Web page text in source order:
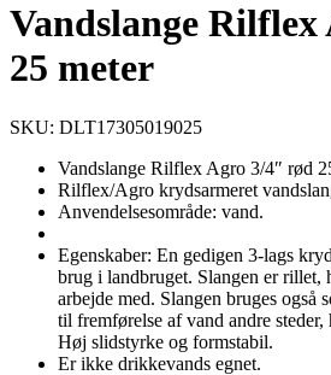
Vandslange Rilflex
25 meter
SKU: DLT17305019025
Vandslange Rilflex Agro 3/4″ rød
Rilflex/Agro krydsarmeret
Anvendelsesområde: vand.
Egenskaber: En gedigen 3-lags
brug i landbruget. Slangen er rillet,
arbejde med. Slangen bruges også
til fremførelse af vand andre steder,
Høj slidstyrke og formstabil.
Er ikke drikkevands egnet.